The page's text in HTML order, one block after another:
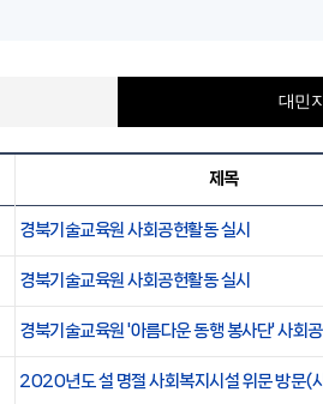
대민
제목
경북기술교육원 사회공헌활동 실시
경북기술교육원 사회공헌활동 실시
경북기술교육원 '아름다운 동행 봉사단' 사회
2020년도 설 명절 사회복지시설 위문 방문(